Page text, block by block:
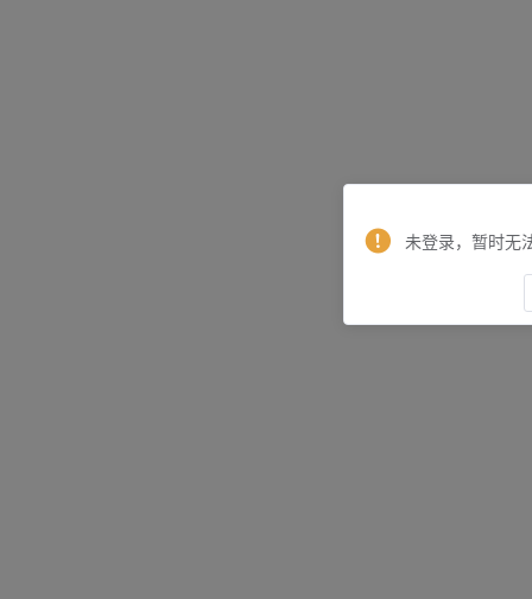
未登录，暂时无